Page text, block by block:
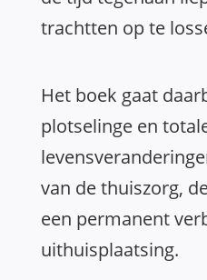
trachtten op te
Het boek gaat
plotselinge en
van de thuiszorg,
een permanent
uithuisplaatsing.